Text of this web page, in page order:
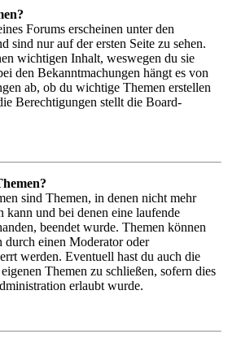
Forums erscheinen unter den
sind nur auf der ersten Seite zu sehen.
wichtigen Inhalt, weswegen du sie
den Bekanntmachungen hängt es von
ab, ob du wichtige Themen erstellen
Berechtigungen stellt die Board-
sind Themen, in denen nicht mehr
kann und bei denen eine laufende
beendet wurde. Themen können
durch einen Moderator oder
werden. Eventuell hast du auch die
Themen zu schließen, sofern dies
erlaubt wurde.